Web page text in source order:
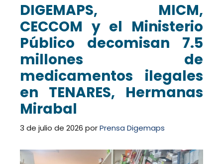
DIGEMAPS, MICM,
CECCOM y el Ministerio
Público decomisan 7.5
millones de
medicamentos ilegales
en TENARES, Hermanas
Mirabal
3 de julio de 2026 porPrensa Digemaps